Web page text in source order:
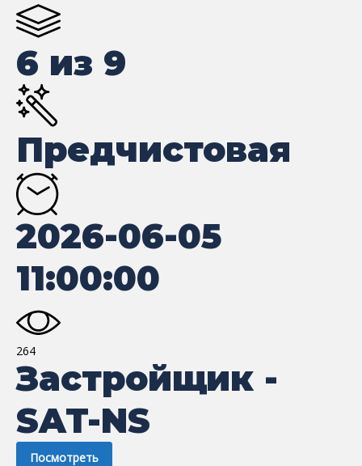
6 из 9
Предчистовая
2026-06-05
11:00:00
264
Застройщик -
SAT-NS
Посмотреть